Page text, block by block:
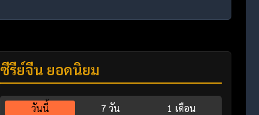
ซีรี่ย์จีน ยอดนิยม
วันนี้ 7 วัน 1 เดือน